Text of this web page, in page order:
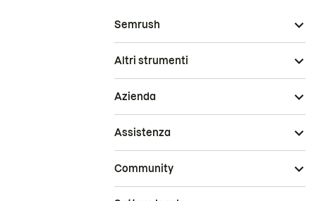
Semrush
Altri strumenti
Azienda
Assistenza
Community